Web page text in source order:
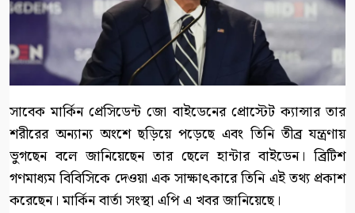
সাবেক মার্কিন প্রেসিডেন্ট জো বাইডেনের প্রোস্টেট ক্যান্সার তার
শরীরের অন্যান্য অংশে ছড়িয়ে পড়েছে এবং তিনি তীব্র যন্ত্রণায়
ভুগছেন বলে জানিয়েছেন তার ছেলে হান্টার বাইডেন। ব্রিটিশ
গণমাধ্যম বিবিসিকে দেওয়া এক সাক্ষাৎকারে তিনি এই তথ্য প্রকাশ
করেছেন। মার্কিন বার্তা সংস্থা এপি এ খবর জানিয়েছে।